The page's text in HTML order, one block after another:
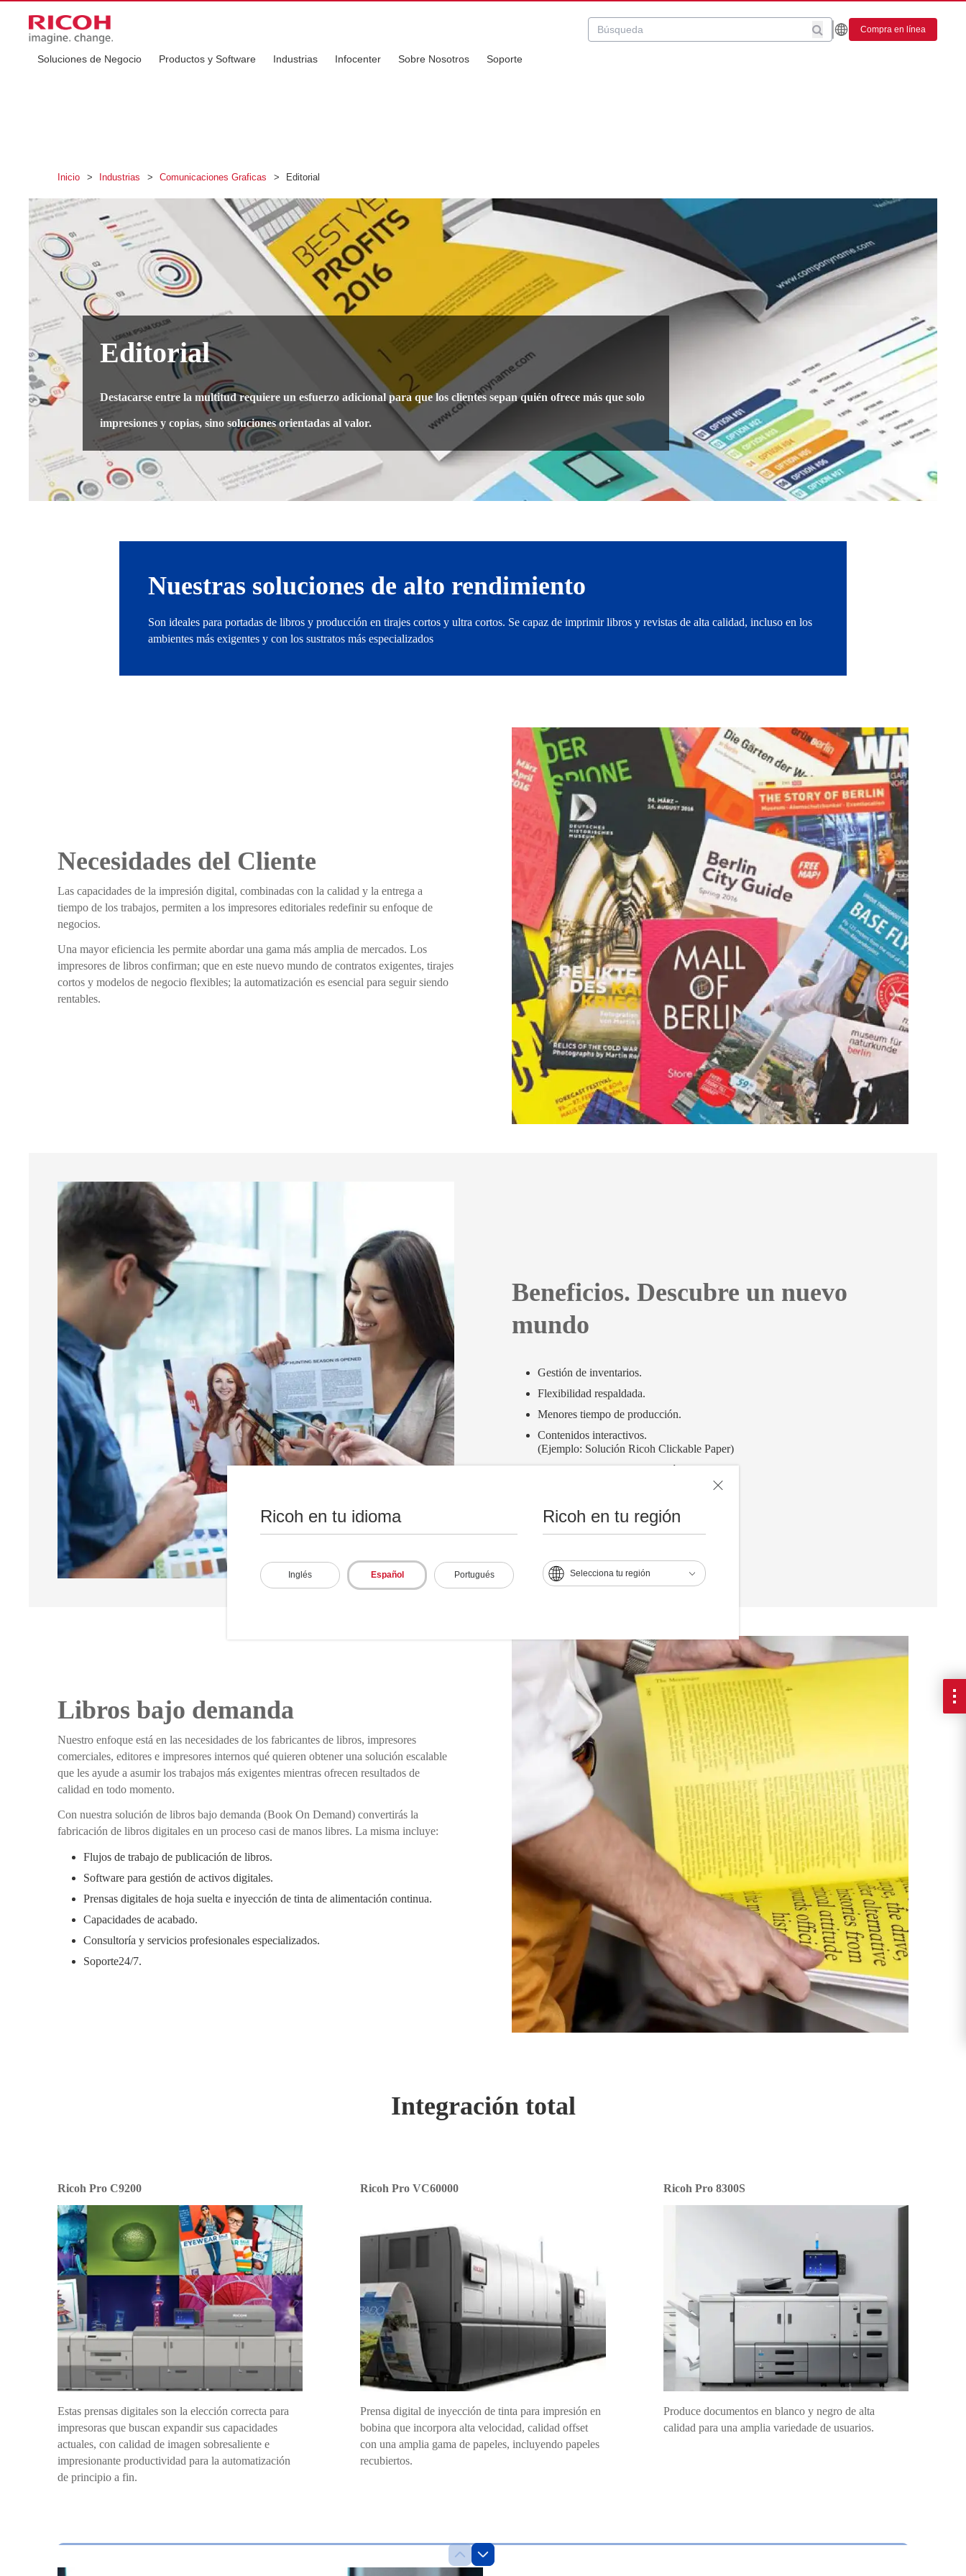
Ricoh en tu idioma
Inglés Español Portugués
Ricoh en tu región
Selecciona tu región
Compra en línea
Soluciones de Negocio Productos y Software Industrias Infocenter Sobre Nosotros Soporte
Inicio > Industrias > Comunicaciones Graficas > Editorial
Editorial
Destacarse entre la multitud requiere un esfuerzo adicional para que los clientes sepan quién ofrece más que solo
impresiones y copias, sino soluciones orientadas al valor.
Nuestras soluciones de alto rendimiento
Son ideales para portadas de libros y producción en tirajes cortos y ultra cortos. Se capaz de imprimir libros y revistas de alta calidad, incluso en los
ambientes más exigentes y con los sustratos más especializados
Necesidades del Cliente
Las capacidades de la impresión digital, combinadas con la calidad y la entrega a
tiempo de los trabajos, permiten a los impresores editoriales redefinir su enfoque de
negocios.
Una mayor eficiencia les permite abordar una gama más amplia de mercados. Los
impresores de libros confirman; que en este nuevo mundo de contratos exigentes, tirajes
cortos y modelos de negocio flexibles; la automatización es esencial para seguir siendo
rentables.
Beneficios. Descubre un nuevo
mundo
Gestión de inventarios.
Flexibilidad respaldada.
Menores tiempo de producción.
Contenidos interactivos.
(Ejemplo: Solución Ricoh Clickable Paper)
Capacidades de personalización.
Libros bajo demanda
Nuestro enfoque está en las necesidades de los fabricantes de libros, impresores
comerciales, editores e impresores internos qué quieren obtener una solución escalable
que les ayude a asumir los trabajos más exigentes mientras ofrecen resultados de
calidad en todo momento.
Con nuestra solución de libros bajo demanda (Book On Demand) convertirás la
fabricación de libros digitales en un proceso casi de manos libres. La misma incluye:
Flujos de trabajo de publicación de libros.
Software para gestión de activos digitales.
Prensas digitales de hoja suelta e inyección de tinta de alimentación continua.
Capacidades de acabado.
Consultoría y servicios profesionales especializados.
Soporte24/7.
Integración total
Ricoh Pro C9200
Estas prensas digitales son la elección correcta para
impresoras que buscan expandir sus capacidades
actuales, con calidad de imagen sobresaliente e
impresionante productividad para la automatización
de principio a fin.
Ricoh Pro VC60000
Prensa digital de inyección de tinta para impresión en
bobina que incorpora alta velocidad, calidad offset
con una amplia gama de papeles, incluyendo papeles
recubiertos.
Ricoh Pro 8300S
Produce documentos en blanco y negro de alta
calidad para una amplia variedade de usuarios.